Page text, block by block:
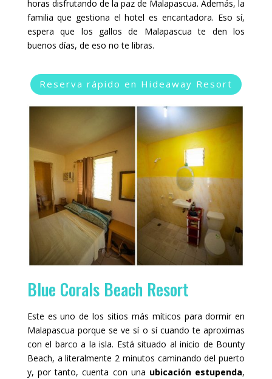
horas disfrutando de la paz de Malapascua. Además, la
familia que gestiona el hotel es encantadora. Eso sí,
espera que los gallos de Malapascua te den los
buenos días, de eso no te libras.
Reserva rápido en Hideaway Resort
Blue Corals Beach Resort
Este es uno de los sitios más míticos para dormir en
Malapascua porque se ve sí o sí cuando te aproximas
con el barco a la isla. Está situado al inicio de Bounty
Beach, a literalmente 2 minutos caminando del puerto
y, por tanto, cuenta con una ubicación estupenda,